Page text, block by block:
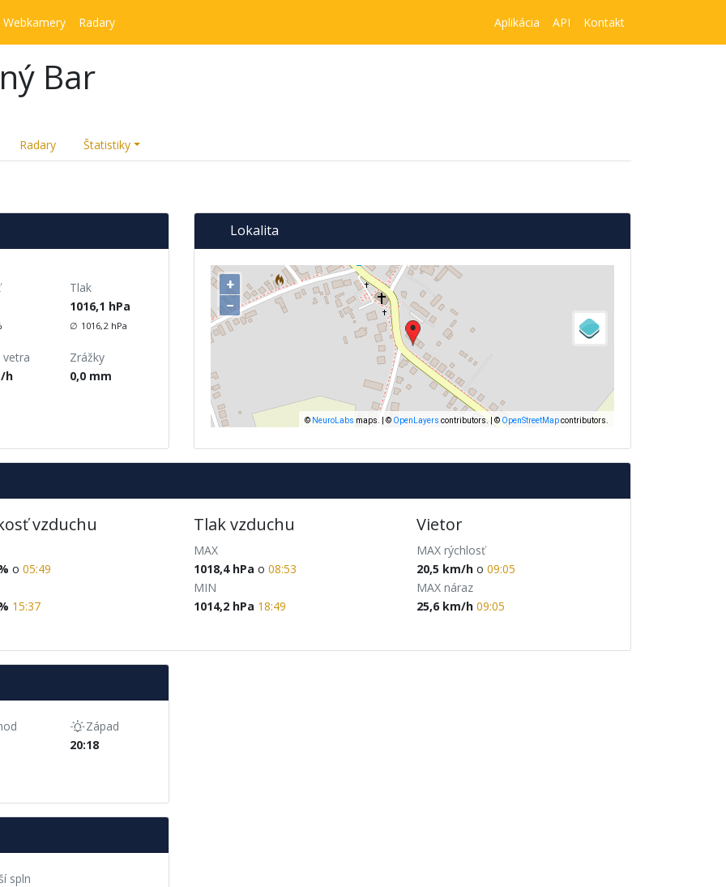
Webkamery Radary Aplikácia API Kontakt
Bar
Radary Štatistiky
Tlak
1016,1 hPa
∅ 1016,2 hPa
vetra
h
Zrážky
0,0 mm
Lokalita
vzduchu
o 05:49
15:37
Tlak vzduchu
MAX
1018,4 hPa o 08:53
MIN
1014,2 hPa 18:49
Vietor
MAX rýchlosť
20,5 km/ho 09:05
MAX náraz
25,6 km/h 09:05
Západ
20:18
spln